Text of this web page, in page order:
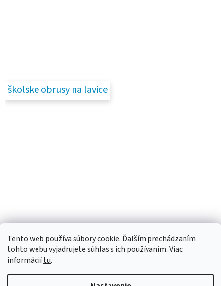
Tento web používa súbory cookie. Ďalším prechádzaním
tohto webu vyjadrujete súhlas s ich používaním. Viac
informáciítu.
školske obrusy na lavice